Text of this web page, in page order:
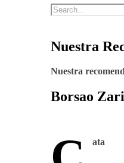
Nuestra
Nuestra
Borsao
ata